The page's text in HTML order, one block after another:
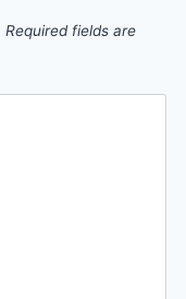
Required fields are